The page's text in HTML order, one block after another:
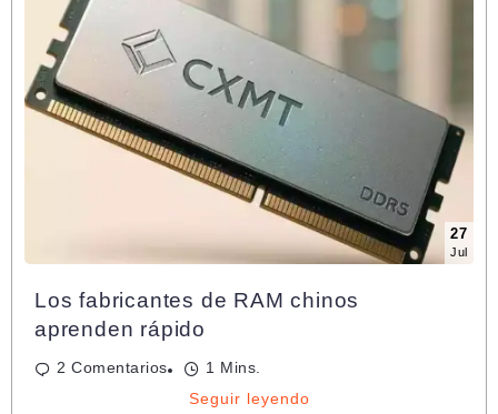
27
Jul
Los fabricantes de RAM chinos
aprenden rápido
2 Comentarios 1 Mins.
Seguir leyendo